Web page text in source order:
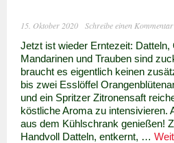
15. Oktober 2020 Schreibe einen Kommentar
Jetzt ist wieder Erntezeit: Datteln,
Mandarinen und Trauben sind
braucht es eigentlich keinen
bis zwei Esslöffel
und ein Spritzer Zitronensaft
köstliche Aroma zu intensivieren.
aus dem Kühlschrank genießen!
Handvoll Datteln, entkernt, …